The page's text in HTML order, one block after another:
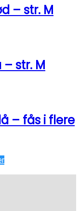
– str. M
str. M
– fås i flere